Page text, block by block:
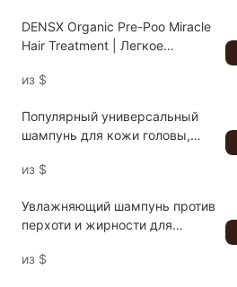
DENSX Organic Pre-Poo Miracle
Hair Treatment | Легкое
и глубокое увлажнение для
(260 мл)
из $
Популярный универсальный
шампунь для кожи головы,
волосяные фолликулы, с
маслом и имбирем. Формула
2-в-1 против выпадения волос.
из $
Увлажняющий шампунь против
перхоти и жирности для
торговой маркой. Sophora Zinc
из $